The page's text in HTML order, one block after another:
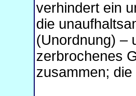
verhindert ein
die
(Unordnung) –
zerbrochenes
zusammen;